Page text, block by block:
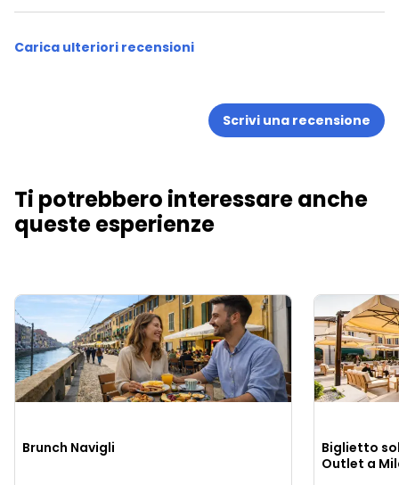
Carica ulteriori recensioni
Scrivi una recensione
Ti potrebbero interessare anche
queste esperienze
Brunch Navigli
Biglietto
Outlet a